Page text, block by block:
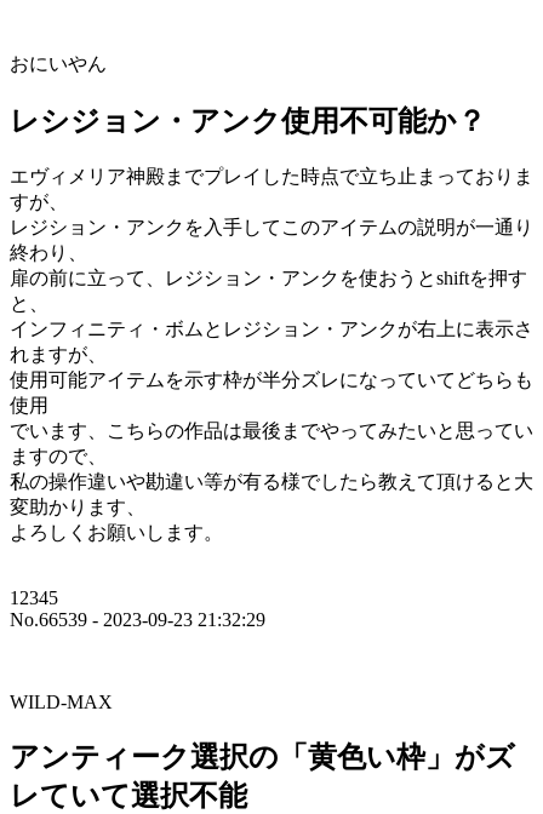
おにいやん
レシジョン・アンク使用不可能か？
エヴィメリア神殿までプレイした時点で立ち止まっておりま
すが、
レジション・アンクを入手してこのアイテムの説明が一通り
終わり、
扉の前に立って、レジション・アンクを使おうとshiftを押す
と、
インフィニティ・ボムとレジション・アンクが右上に表示さ
れますが、
使用可能アイテムを示す枠が半分ズレになっていてどちらも
使用
でいます、こちらの作品は最後までやってみたいと思ってい
ますので、
私の操作違いや勘違い等が有る様でしたら教えて頂けると大
変助かります、
よろしくお願いします。
12345
No.66539 - 2023-09-23 21:32:29
WILD-MAX
アンティーク選択の「黄色い枠」がズ
レていて選択不能